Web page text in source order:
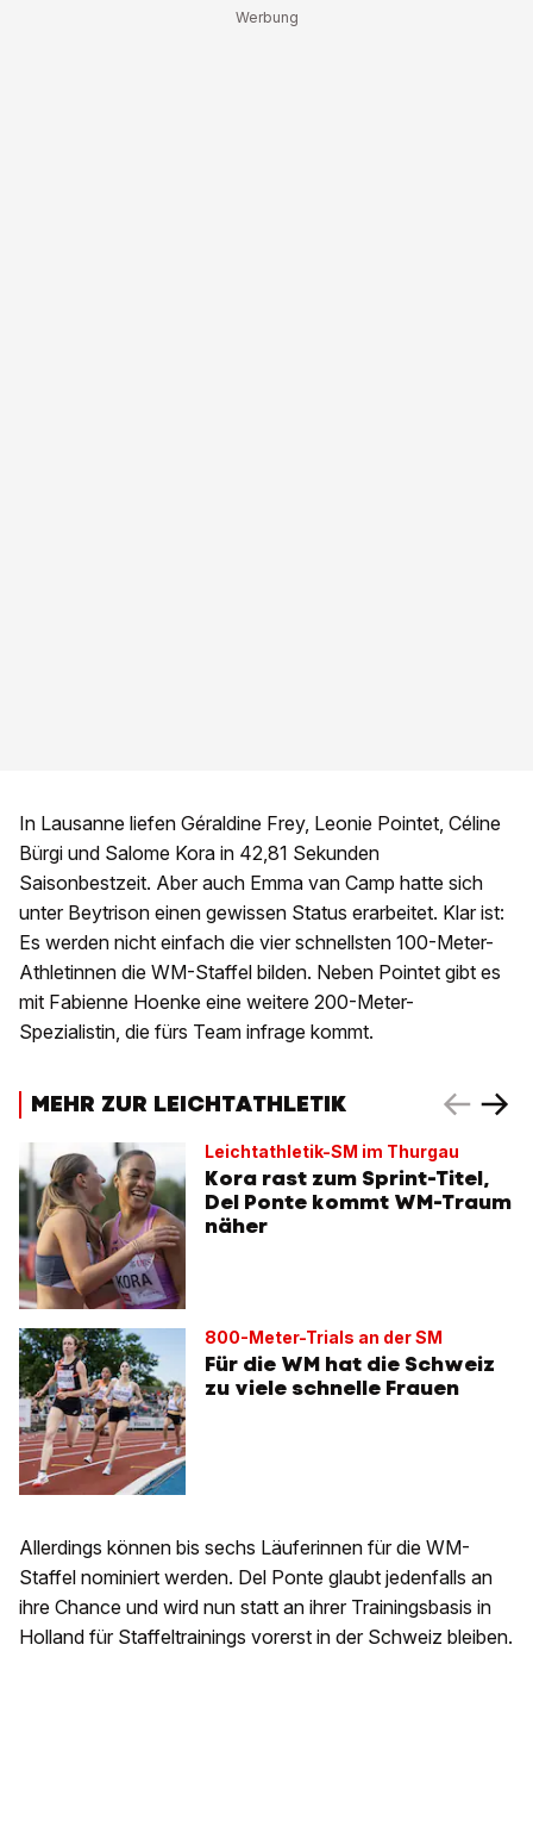
In Lausanne liefen Géraldine Frey, Leonie Pointet, Céline
Bürgi und Salome Kora in 42,81 Sekunden
Saisonbestzeit. Aber auch Emma van Camp hatte sich
unter Beytrison einen gewissen Status erarbeitet. Klar ist:
Es werden nicht einfach die vier schnellsten 100-Meter-
Athletinnen die WM-Staffel bilden. Neben Pointet gibt es
mit Fabienne Hoenke eine weitere 200-Meter-
Spezialistin, die fürs Team infrage kommt.
MEHR ZUR LEICHTATHLETIK
Leichtathletik-SM im Thurgau
Kora rast zum Sprint-Titel,
Del Ponte kommt WM-Traum
näher
800-Meter-Trials an der SM
Für die WM hat die Schweiz
zu viele schnelle Frauen
Allerdings können bis sechs Läuferinnen für die WM-
Staffel nominiert werden. Del Ponte glaubt jedenfalls an
ihre Chance und wird nun statt an ihrer Trainingsbasis in
Holland für Staffeltrainings vorerst in der Schweiz bleiben.